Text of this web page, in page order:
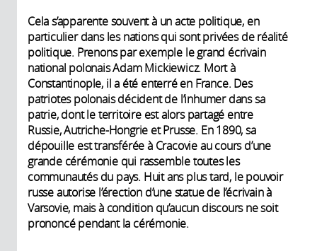
Cela s’apparente souvent à un acte politique, en
particulier dans les nations qui sont privées de réalité
politique. Prenons par exemple le grand écrivain
national polonais Adam Mickiewicz. Mort à
Constantinople, il a été enterré en France. Des
patriotes polonais décident de l’inhumer dans sa
patrie, dont le territoire est alors partagé entre
Russie, Autriche-Hongrie et Prusse. En 1890, sa
dépouille est transférée à Cracovie au cours d’une
grande cérémonie qui rassemble toutes les
communautés du pays. Huit ans plus tard, le pouvoir
russe autorise l’érection d’une statue de l’écrivain à
Varsovie, mais à condition qu’aucun discours ne soit
prononcé pendant la cérémonie.